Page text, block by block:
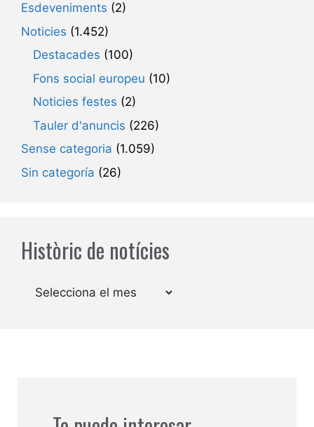
Esdeveniments (2)
Noticies (1.452)
Destacades (100)
Fons social europeu (10)
Noticies festes (2)
Tauler d'anuncis (226)
Sense categoria (1.059)
Sin categoría (26)
Històric de notícies
Arxius